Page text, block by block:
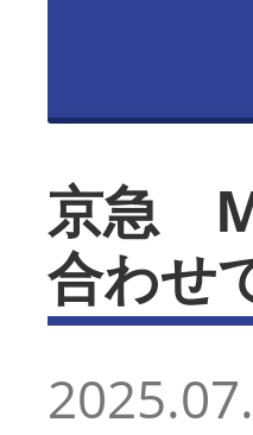
京急
合わせ